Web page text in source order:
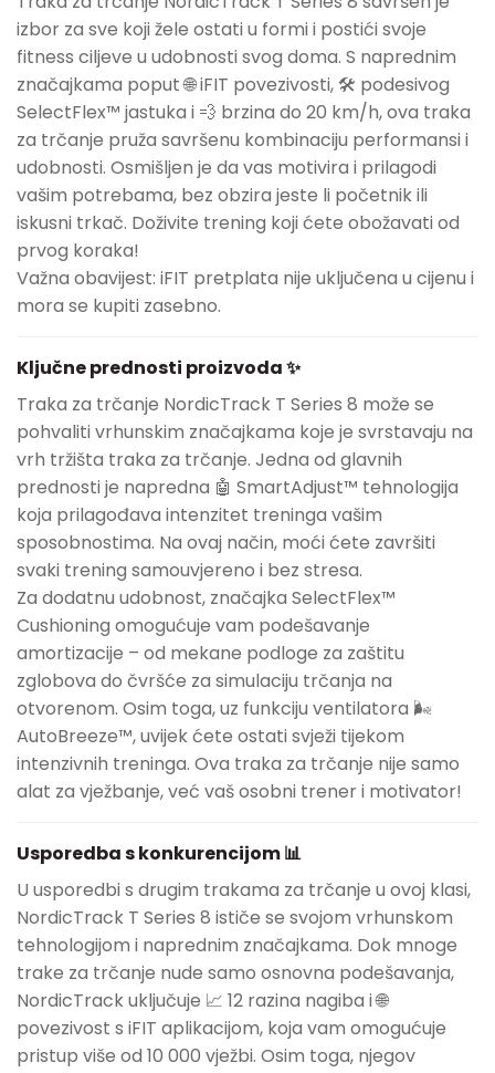
izbor za sve koji žele ostati u formi i postići svoje
fitness ciljeve u udobnosti svog doma. S naprednim
značajkama poput 🌐 iFIT povezivosti, 🛠️ podesivog
SelectFlex™ jastuka i 💨 brzina do 20 km/h, ova traka
za trčanje pruža savršenu kombinaciju performansi i
udobnosti. Osmišljen je da vas motivira i prilagodi
vašim potrebama, bez obzira jeste li početnik ili
iskusni trkač. Doživite trening koji ćete obožavati od
prvog koraka!
Važna obavijest: iFIT pretplata nije uključena u cijenu i
mora se kupiti zasebno.
Ključne prednosti proizvoda ✨
Traka za trčanje NordicTrack T Series 8 može se
pohvaliti vrhunskim značajkama koje je svrstavaju na
vrh tržišta traka za trčanje. Jedna od glavnih
prednosti je napredna 🤖 SmartAdjust™ tehnologija
koja prilagođava intenzitet treninga vašim
sposobnostima. Na ovaj način, moći ćete završiti
svaki trening samouvjereno i bez stresa.
Za dodatnu udobnost, značajka SelectFlex™
Cushioning omogućuje vam podešavanje
amortizacije – od mekane podloge za zaštitu
zglobova do čvršće za simulaciju trčanja na
otvorenom. Osim toga, uz funkciju ventilatora 🌬️
AutoBreeze™, uvijek ćete ostati svježi tijekom
intenzivnih treninga. Ova traka za trčanje nije samo
alat za vježbanje, već vaš osobni trener i motivator!
Usporedba s konkurencijom 📊
U usporedbi s drugim trakama za trčanje u ovoj klasi,
NordicTrack T Series 8 ističe se svojom vrhunskom
tehnologijom i naprednim značajkama. Dok mnoge
trake za trčanje nude samo osnovna podešavanja,
NordicTrack uključuje 📈 12 razina nagiba i 🌐
povezivost s iFIT aplikacijom, koja vam omogućuje
pristup više od 10 000 vježbi. Osim toga, njegov